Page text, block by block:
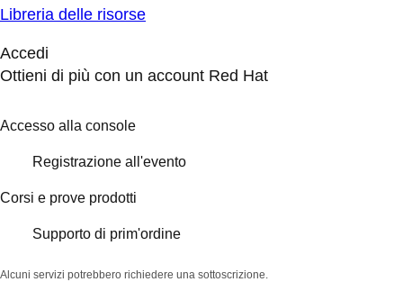
Libreria delle risorse
Accedi
Ottieni di più con un account Red Hat
Accesso alla console
Registrazione all'evento
Corsi e prove prodotti
Supporto di prim'ordine
Alcuni servizi potrebbero richiedere una sottoscrizione.